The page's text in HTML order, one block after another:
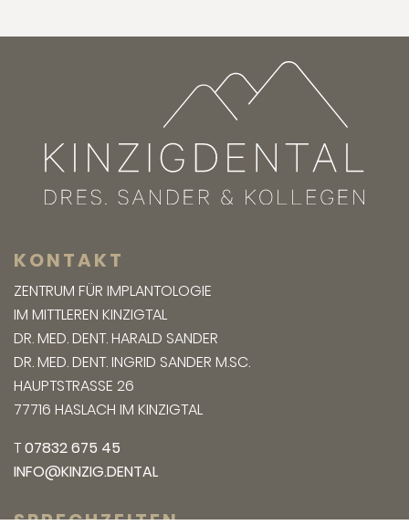
KONTAKT
ZENTRUM FÜR IMPLANTOLOGIE
IM MITTLEREN KINZIGTAL
DR. MED. DENT. HARALD SANDER
DR. MED. DENT. INGRID SANDER M.SC.
HAUPTSTRASSE 26
77716 HASLACH IM KINZIGTAL
T07832 675 45
INFO@KINZIG.DENTAL